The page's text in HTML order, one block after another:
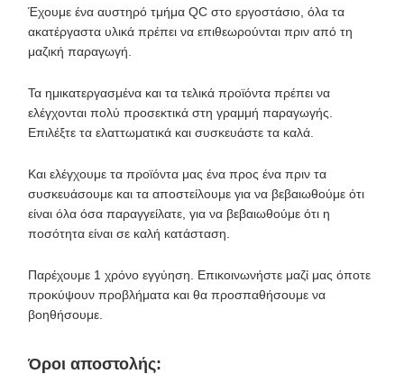
Έχουμε ένα αυστηρό τμήμα QC στο εργοστάσιο, όλα τα
ακατέργαστα υλικά πρέπει να επιθεωρούνται πριν από τη
μαζική παραγωγή.
Τα ημικατεργασμένα και τα τελικά προϊόντα πρέπει να
ελέγχονται πολύ προσεκτικά στη γραμμή παραγωγής.
Επιλέξτε τα ελαττωματικά και συσκευάστε τα καλά.
Και ελέγχουμε τα προϊόντα μας ένα προς ένα πριν τα
συσκευάσουμε και τα αποστείλουμε για να βεβαιωθούμε ότι
είναι όλα όσα παραγγείλατε, για να βεβαιωθούμε ότι η
ποσότητα είναι σε καλή κατάσταση.
Παρέχουμε 1 χρόνο εγγύηση. Επικοινωνήστε μαζί μας όποτε
προκύψουν προβλήματα και θα προσπαθήσουμε να
βοηθήσουμε.
Όροι αποστολής: